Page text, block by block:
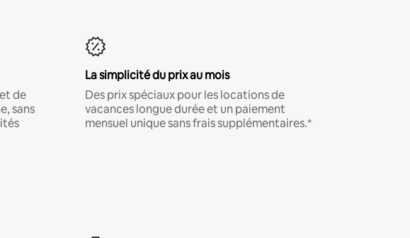
de
sans
La simplicité du prix au mois
Des prix spéciaux pour les locations de
vacances longue durée et un paiement
mensuel unique sans frais supplémentaires.*